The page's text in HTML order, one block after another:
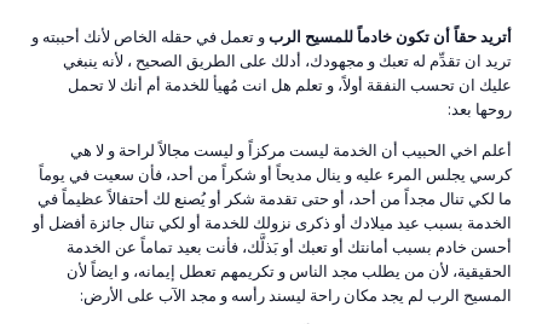
أتريد حقاً أن تكون خادماً للمسيح الربو تعمل في حقله الخاص لأنك أحببته و
تريد ان تقدِّم له تعبك و مجهودك، أدلك على الطريق الصحيح ، لأنه ينبغي
عليك ان تحسب النفقة أولاً، و تعلم هل انت مُهيأ للخدمة أم أنك لا تحمل
روحها بعد:
أعلم اخي الحبيب أن الخدمة ليست مركزاً و ليست مجالاً لراحة و لا هي
كرسي يجلس المرء عليه و ينال مديحاً أو شكراً من أحد، فأن سعيت في يوماً
ما لكي تنال مجداً من أحد، أو حتى تقدمة شكر أو يُصنع لك أحتفالاً عظيماً في
الخدمة بسبب عيد ميلادك أو ذكرى نزولك للخدمة أو لكي تنال جائزة أفضل أو
أحسن خادم بسبب أمانتك أو تعبك أو بَذلَّك، فأنت بعيد تماماً عن الخدمة
الحقيقية، لأن من يطلب مجد الناس و تكريمهم تعطل إيمانه، و ايضاً لأن
المسيح الرب لم يجد مكان راحة ليسند رأسه و مجد الآب على الأرض: